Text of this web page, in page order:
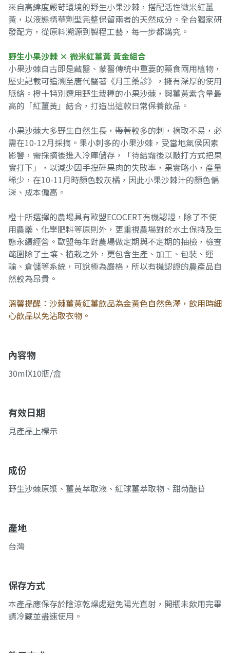
來自高緯度嚴苛環境的野生小果沙棘，搭配活性微米紅薑
黃，以液態精華劑型完整保留兩者的天然成分。全台獨家研
發配方，從原料溯源到製程工藝，每一步都講究。
野生小果沙棘 × 微米紅薑黃 黃金組合
小果沙棘自古即是藏醫、蒙醫傳統中重要的藥食兩用植物，
歷史記載可追溯至唐代醫著《月王藥診》，擁有深厚的使用
脈絡。橙十特別選用野生栽種的小果沙棘，與薑黃素含量最
高的「紅薑黃」結合，打造出這款日常保養飲品。
小果沙棘大多野生自然生長，帶著較多的刺，摘取不易，必
需在10-12月採摘。果小刺多的小果沙棘，受當地氣侯因素
影響，需採摘後進入冷庫儲存，「待結霜後以敲打方式把果
實打下」，以減少因手揑碎果肉的失敗率，果實略小，產量
稀少，在10-11月時顏色較灰橘，因此小果沙棘汁的顏色偏
深、成本偏高。
橙十所選擇的農場具有歐盟ECOCERT有機認證，除了不使
用農藥、化學肥料等原則外，更重視農場對於水土保持及生
態永續經營。歐盟每年對農場做定期與不定期的抽檢，檢查
範圍除了土壤、植栽之外，更包含生產、加工、包裝、運
輸、倉儲等系統，可說極為嚴格，所以有機認證的農產品自
然較為昂貴。
溫馨提醒：沙棘薑黃紅薑飲品為金黃色自然色澤，飲用時細
心飲品以免沾取衣物。
內容物
30mlX10瓶/盒
有效日期
見產品上標示
成份
野生沙棘原漿、薑黃萃取液、紅球薑萃取物、甜菊醣苷
產地
台灣
保存方式
本產品應保存於陰涼乾燥處避免陽光直射，開瓶未飲用完畢
請冷藏並盡速使用。